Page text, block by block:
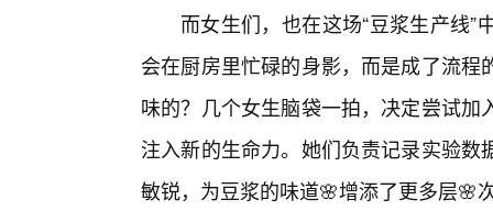
而女生们，也在这场“豆浆生产线
会在厨房里忙碌的身影，而是成了流
味的？几个女生脑袋一拍，决定尝试
注入新的生命力。她们负责记录实验
敏锐，为豆浆的味道🌸增添了更多层🌸